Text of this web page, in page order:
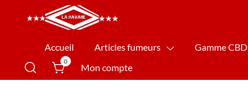
La Havane Nîmes
Accueil Articles fumeurs Gamme CBD
0
Mon compte